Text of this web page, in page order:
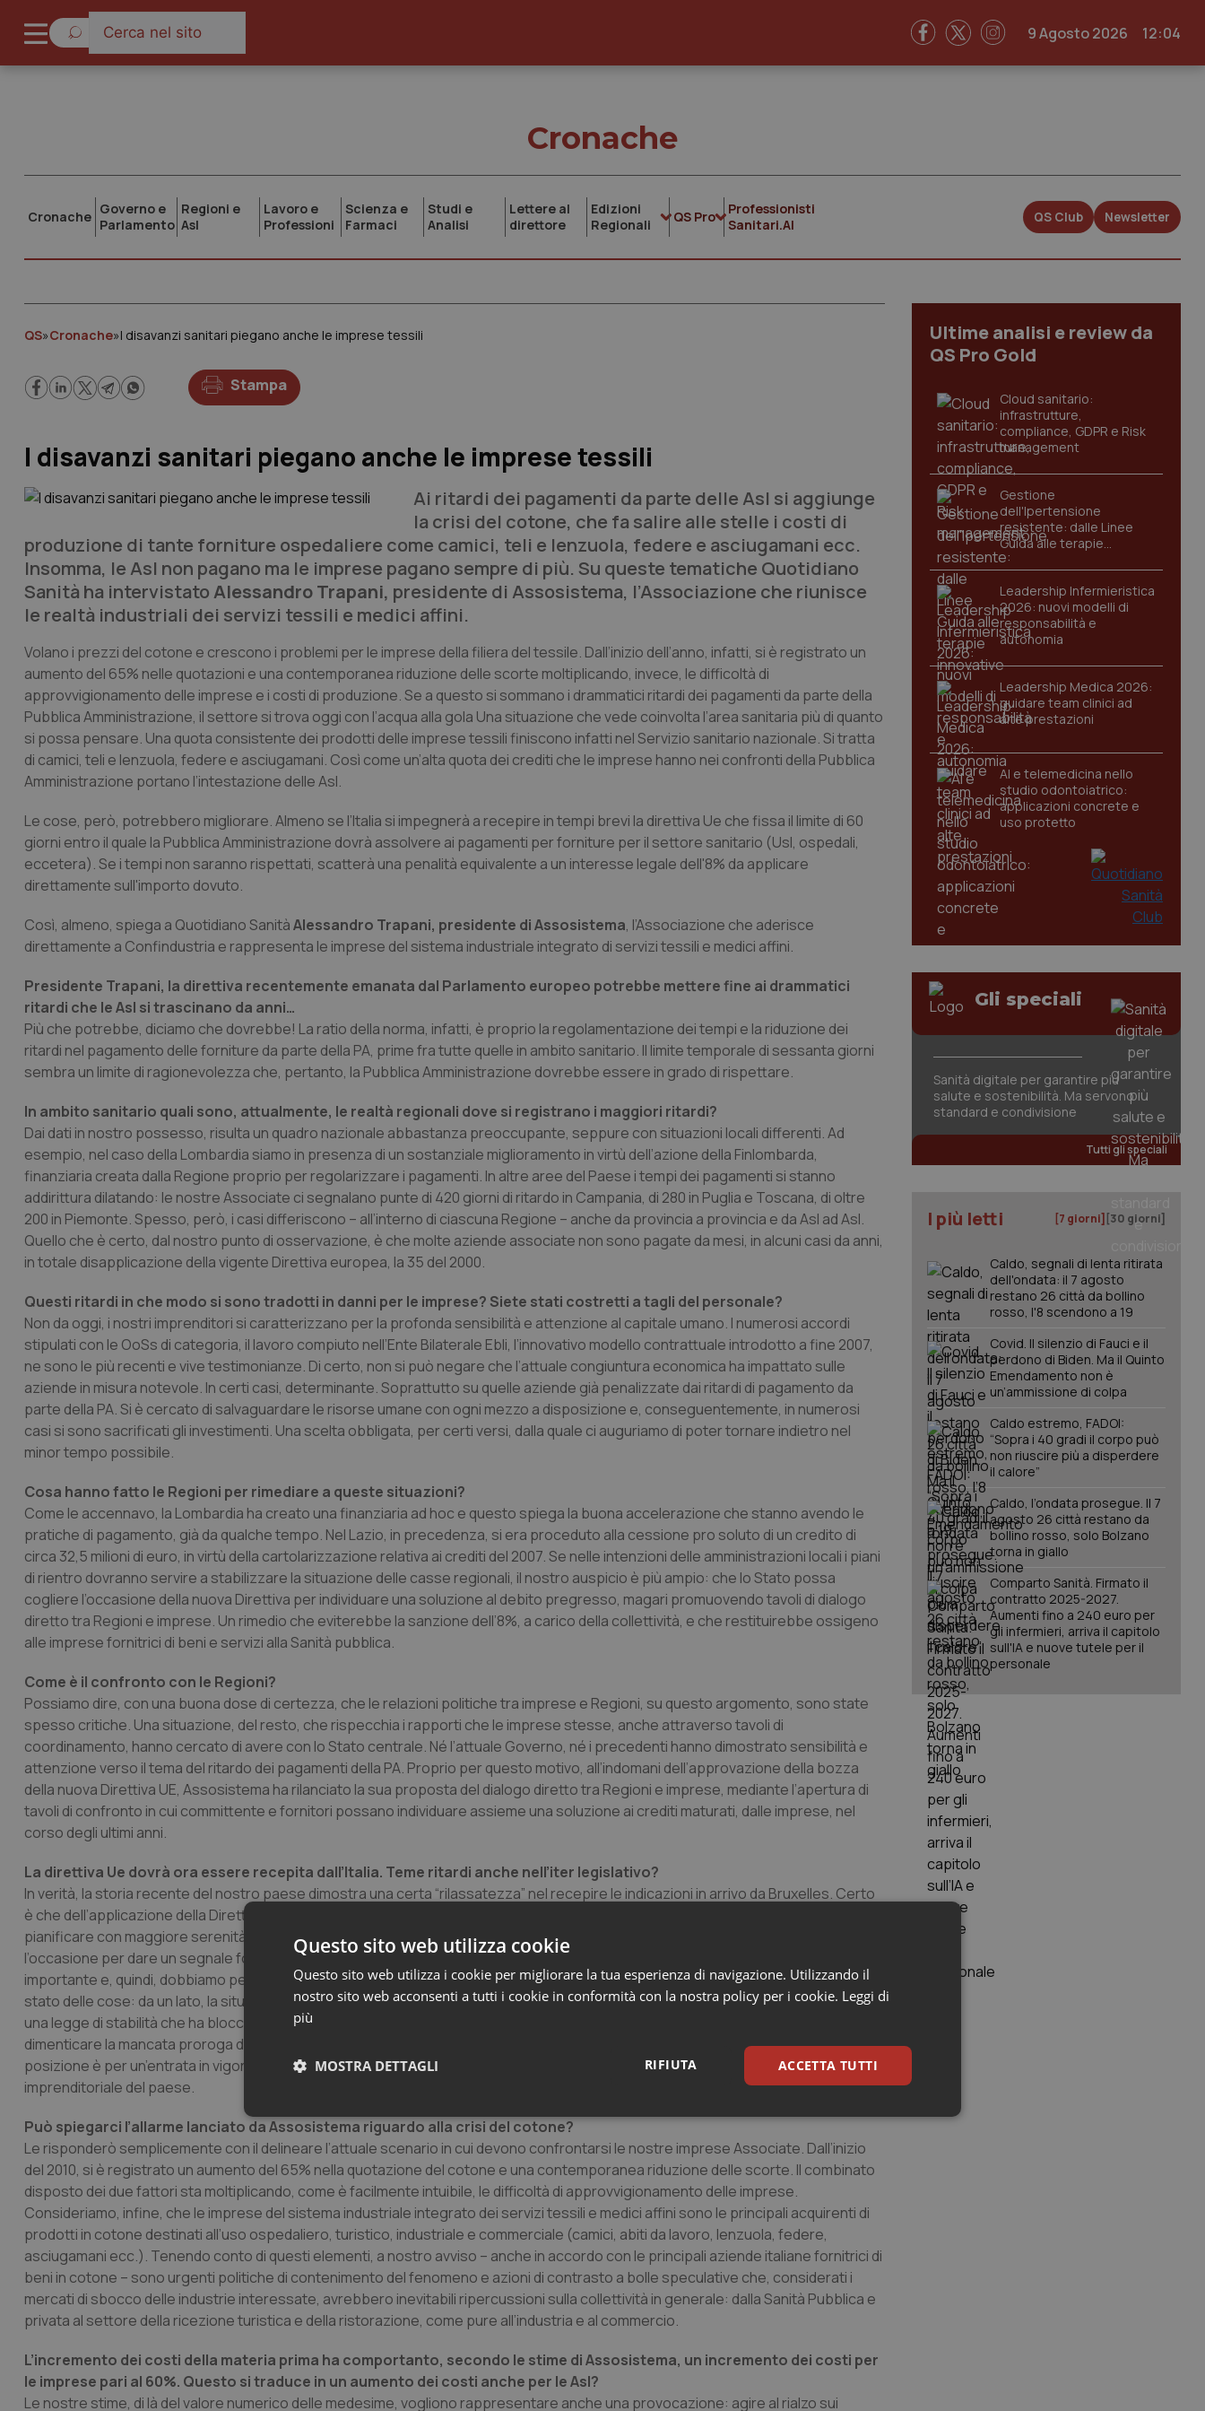
9 Agosto 2026 12:04
Cronache
Cronache Governo e
Parlamento
Regioni e
Asl
Lavoro e
Professioni
Scienza e
Farmaci
Studi e
Analisi
Lettere al
direttore
Edizioni
Regionali
QS Pro
Professionisti
Sanitari.AI
QS Club Newsletter
QS»Cronache»I disavanzi sanitari piegano anche le imprese tessili
Stampa
I disavanzi sanitari piegano anche le imprese tessili
Ai ritardi dei pagamenti da parte delle Asl si aggiunge
la crisi del cotone, che fa salire alle stelle i costi di
produzione di tante forniture ospedaliere come camici, teli e lenzuola, federe e asciugamani ecc.
Insomma, le Asl non pagano ma le imprese pagano sempre di più. Su queste tematiche Quotidiano
Sanità ha intervistatoAlessandro Trapani, presidente di Assosistema, l’Associazione che riunisce
le realtà industriali dei servizi tessili e medici affini.
Volano i prezzi del cotone e crescono i problemi per le imprese della filiera del tessile. Dall’inizio dell’anno, infatti, si è registrato un
aumento del 65% nelle quotazioni e una contemporanea riduzione delle scorte moltiplicando, invece, le difficoltà di
approvvigionamento delle imprese e i costi di produzione. Se a questo si sommano i drammatici ritardi dei pagamenti da parte della
Pubblica Amministrazione, il settore si trova oggi con l’acqua alla gola Una situazione che vede coinvolta l’area sanitaria più di quanto
si possa pensare. Una quota consistente dei prodotti delle imprese tessili finiscono infatti nel Servizio sanitario nazionale. Si tratta
di camici, teli e lenzuola, federe e asciugamani. Così come un’alta quota dei crediti che le imprese hanno nei confronti della Pubblica
Amministrazione portano l’intestazione delle Asl.
Le cose, però, potrebbero migliorare. Almeno se l’Italia si impegnerà a recepire in tempi brevi la direttiva Ue che fissa il limite di 60
giorni entro il quale la Pubblica Amministrazione dovrà assolvere ai pagamenti per forniture per il settore sanitario (Usl, ospedali,
eccetera). Se i tempi non saranno rispettati, scatterà una penalità equivalente a un interesse legale dell'8% da applicare
direttamente sull'importo dovuto.
Così, almeno, spiega a Quotidiano SanitàAlessandro Trapani, presidente di Assosistema, l’Associazione che aderisce
direttamente a Confindustria e rappresenta le imprese del sistema industriale integrato di servizi tessili e medici affini.
Presidente Trapani, la direttiva recentemente emanata dal Parlamento europeo potrebbe mettere fine ai drammatici
ritardi che le Asl si trascinano da anni…
Più che potrebbe, diciamo che dovrebbe! La ratio della norma, infatti, è proprio la regolamentazione dei tempi e la riduzione dei
ritardi nel pagamento delle forniture da parte della PA, prime fra tutte quelle in ambito sanitario. Il limite temporale di sessanta giorni
sembra un limite di ragionevolezza che, pertanto, la Pubblica Amministrazione dovrebbe essere in grado di rispettare.
In ambito sanitario quali sono, attualmente, le realtà regionali dove si registrano i maggiori ritardi?
Dai dati in nostro possesso, risulta un quadro nazionale abbastanza preoccupante, seppure con situazioni locali differenti. Ad
esempio, nel caso della Lombardia siamo in presenza di un sostanziale miglioramento in virtù dell’azione della Finlombarda,
finanziaria creata dalla Regione proprio per regolarizzare i pagamenti. In altre aree del Paese i tempi dei pagamenti si stanno
addirittura dilatando: le nostre Associate ci segnalano punte di 420 giorni di ritardo in Campania, di 280 in Puglia e Toscana, di oltre
200 in Piemonte. Spesso, però, i casi differiscono – all’interno di ciascuna Regione – anche da provincia a provincia e da Asl ad Asl.
Quello che è certo, dal nostro punto di osservazione, è che molte aziende associate non sono pagate da mesi, in alcuni casi da anni,
in totale disapplicazione della vigente Direttiva europea, la 35 del 2000.
Questi ritardi in che modo si sono tradotti in danni per le imprese? Siete stati costretti a tagli del personale?
Non da oggi, i nostri imprenditori si caratterizzano per la profonda sensibilità e attenzione al capitale umano. I numerosi accordi
stipulati con le OoSs di categoria, il lavoro compiuto nell’Ente Bilaterale Ebli, l’innovativo modello contrattuale introdotto a fine 2007,
ne sono le più recenti e vive testimonianze. Di certo, non si può negare che l’attuale congiuntura economica ha impattato sulle
aziende in misura notevole. In certi casi, determinante. Soprattutto su quelle aziende già penalizzate dai ritardi di pagamento da
parte della PA. Si è cercato di salvaguardare le risorse umane con ogni mezzo a disposizione e, conseguentemente, in numerosi
casi si sono sacrificati gli investimenti. Una scelta obbligata, per certi versi, dalla quale ci auguriamo di poter tornare indietro nel
minor tempo possibile.
Cosa hanno fatto le Regioni per rimediare a queste situazioni?
Come le accennavo, la Lombardia ha creato una finanziaria ad hoc e questo spiega la buona accelerazione che stanno avendo le
pratiche di pagamento, già da qualche tempo. Nel Lazio, in precedenza, si era proceduto alla cessione pro soluto di un credito di
circa 32,5 milioni di euro, in virtù della cartolarizzazione relativa ai crediti del 2007. Se nelle intenzioni delle amministrazioni locali i piani
di rientro dovranno servire a stabilizzare la situazione delle casse regionali, il nostro auspicio è più ampio: che lo Stato possa
cogliere l’occasione della nuova Direttiva per individuare una soluzione al debito pregresso, magari promuovendo tavoli di dialogo
diretto tra Regioni e imprese. Un rimedio che eviterebbe la sanzione dell’8%, a carico della collettività, e che restituirebbe ossigeno
alle imprese fornitrici di beni e servizi alla Sanità pubblica.
Come è il confronto con le Regioni?
Possiamo dire, con una buona dose di certezza, che le relazioni politiche tra imprese e Regioni, su questo argomento, sono state
spesso critiche. Una situazione, del resto, che rispecchia i rapporti che le imprese stesse, anche attraverso tavoli di
coordinamento, hanno cercato di avere con lo Stato centrale. Né l’attuale Governo, né i precedenti hanno dimostrato sensibilità e
attenzione verso il tema del ritardo dei pagamenti della PA. Proprio per questo motivo, all’indomani dell’approvazione della bozza
della nuova Direttiva UE, Assosistema ha rilanciato la sua proposta del dialogo diretto tra Regioni e imprese, mediante l’apertura di
tavoli di confronto in cui committente e fornitori possano individuare assieme una soluzione ai crediti maturati, dalle imprese, nel
corso degli ultimi anni.
La direttiva Ue dovrà ora essere recepita dall’Italia. Teme ritardi anche nell’iter legislativo?
In verità, la storia recente del nostro paese dimostra una certa “rilassatezza” nel recepire le indicazioni in arrivo da Bruxelles. Certo
è che dell’applicazione della Direttiva si sente fortemente il bisogno e che, con la sua entrata in vigore, le imprese potrebbero
pianificare con maggiore serenità investimenti, in tecnologie e risorse umane. Il rapido recepimento potrebbe costituire
l’occasione per dare un segnale forte, d’inversione di tendenza e assunzione di responsabilità. Siamo di fronte a un’occasione
importante e, quindi, dobbiamo pensare in positivo. Del resto, il taglio d’investimenti di cui mi chiedeva poc’anzi è figlio di questo
stato delle cose: da un lato, la situazione di crisi che ha generato mancanza di liquidità e riduzione dei margini economici. Dall’altro,
una legge di stabilità che ha bloccato i pagamenti in quelle Regioni in cui si è commissariata la Sanità. Oltre a ciò, non dobbiamo
dimenticare la mancata proroga delle agevolazioni previste dalla Tremonti-ter. In considerazione di queste criticità, la nostra
posizione è per un’entrata in vigore il più possibile prima dei tempi stabiliti, cioè prima dei due anni, per ridare slancio alla vita
imprenditoriale del paese.
Può spiegarci l’allarme lanciato da Assosistema riguardo alla crisi del cotone?
Le risponderò semplicemente con il delineare l’attuale scenario in cui devono confrontarsi le nostre imprese Associate. Dall’inizio
del 2010, si è registrato un aumento del 65% nella quotazione del cotone e una contemporanea riduzione delle scorte. Il combinato
disposto dei due fattori sta moltiplicando, come è facilmente intuibile, le difficoltà di approvvigionamento delle imprese.
Consideriamo, infine, che le imprese del sistema industriale integrato dei servizi tessili e medici affini sono le principali acquirenti di
prodotti in cotone destinati all’uso ospedaliero, turistico, industriale e commerciale (camici, abiti da lavoro, lenzuola, federe,
asciugamani ecc.). Tenendo conto di questi elementi, a nostro avviso – anche in accordo con le principali aziende italiane fornitrici di
beni in cotone – sono urgenti politiche di contenimento del fenomeno e azioni di contrasto a bolle speculative che, considerati i
mercati di sbocco delle industrie interessate, avrebbero inevitabili ripercussioni sulla collettività in generale: dalla Sanità Pubblica e
privata al settore della ricezione turistica e della ristorazione, come pure all’industria e al commercio.
L’incremento dei costi della materia prima ha comportanto, secondo le stime di Assosistema, un incremento dei costi per
le imprese pari al 60%. Questo si traduce in un aumento dei costi anche per le Asl?
Le nostre stime, di là del valore numerico delle medesime, vogliono rappresentare anche una provocazione: agire al rialzo sui
Ultime analisi e review da
QS Pro Gold
Cloud sanitario:
infrastrutture,
compliance, GDPR e Risk
management
Gestione
dell'Ipertensione
resistente: dalle Linee
Guida alle terapie
innovative
Leadership Infermieristica
2026: nuovi modelli di
responsabilità e
autonomia
Leadership Medica 2026:
guidare team clinici ad
alte prestazioni
AI e telemedicina nello
studio odontoiatrico:
applicazioni concrete e
uso protetto
Gli speciali
Sanità digitale per garantire più
salute e sostenibilità. Ma servono
standard e condivisione
Tutti gli speciali
I più letti [7 giorni] [30 giorni]
Caldo, segnali di lenta ritirata
dell'ondata: il 7 agosto
restano 26 città da bollino
rosso, l'8 scendono a 19
Covid. Il silenzio di Fauci e il
perdono di Biden. Ma il Quinto
Emendamento non è
un’ammissione di colpa
Caldo estremo, FADOI:
“Sopra i 40 gradi il corpo può
non riuscire più a disperdere
il calore”
Caldo, l’ondata prosegue. Il 7
agosto 26 città restano da
bollino rosso, solo Bolzano
torna in giallo
Comparto Sanità. Firmato il
contratto 2025-2027.
Aumenti fino a 240 euro per
gli infermieri, arriva il capitolo
sull'IA e nuove tutele per il
personale
Questo sito web utilizza cookie
Questo sito web utilizza i cookie per migliorare la tua esperienza di navigazione. Utilizzando il
nostro sito web acconsenti a tutti i cookie in conformità con la nostra policy per i cookie. Leggi di
più
ACCETTA TUTTI
RIFIUTA
MOSTRA DETTAGLI
Necessari Statistici Marketing
Statistici
I cookie necessari contribuiscono a rendere fruibile il sito web abilitandone funzionalità di base quali la navigazione sulle pagine
e l'accesso alle aree protette del sito. Il sito web non è in grado di funzionare correttamente senza questi cookie.
Nome
Fornitore/ Dominio Scadenza
Descrizione
.youtube.com
settimane
scelte di consenso e privacy dell'utente per la loro
interazione con il sito. Registra i dati sul consenso
impostazioni sulla privacy, garantendo che le loro